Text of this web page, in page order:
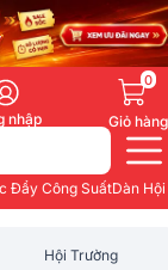
nhập
0
Giỏ hàng
Đẩy Công SuấtDàn
Hội Trường